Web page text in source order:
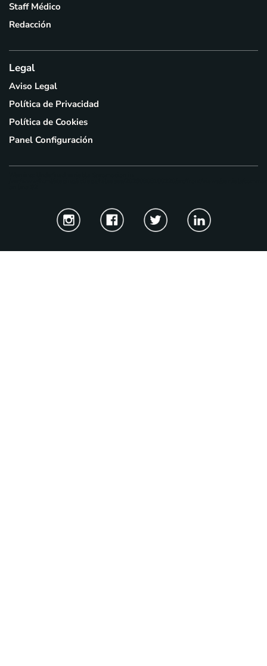
Staff Médico
Redacción
Legal
Aviso Legal
Política de Privacidad
Política de Cookies
Panel Configuración